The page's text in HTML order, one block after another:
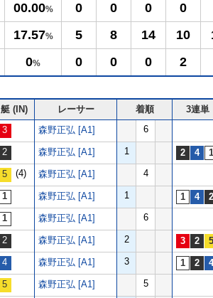
00.00% 0 0 0
0
17.57% 5 8 14 10
0% 0 0 0 2
艇 (IN) レーサー 着順
3連単
森野正弘 [A1] 6
森野正弘 [A1] 1
(4) 森野正弘 [A1] 4
森野正弘 [A1] 1
森野正弘 [A1] 6
森野正弘 [A1] 2
森野正弘 [A1] 3
森野正弘 [A1] 5